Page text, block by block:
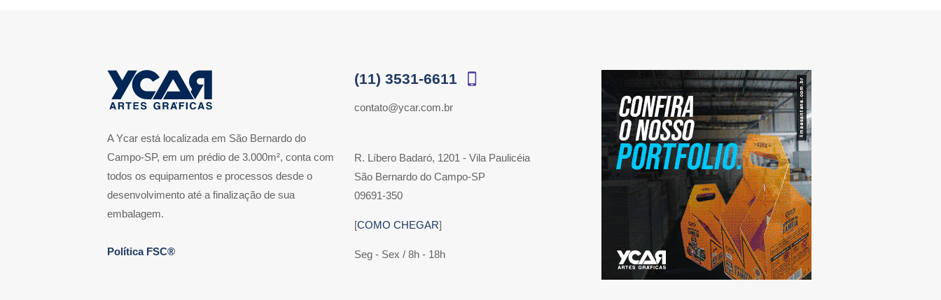
A Ycar está localizada em São Bernardo do
Campo-SP, em um prédio de 3.000m², conta com
todos os equipamentos e processos desde o
desenvolvimento até a finalização de sua
embalagem.
Política FSC®
(11) 3531-6611
contato@ycar.com.br
R. Líbero Badaró, 1201 - Vila Paulicéia
São Bernardo do Campo-SP
09691-350
[COMO CHEGAR]
Seg - Sex / 8h - 18h